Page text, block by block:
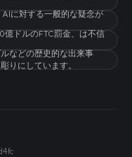
に対する一般的な疑念が
億ドルのFTC罰金、は不信
などの歴史的な出来事
りにしています。